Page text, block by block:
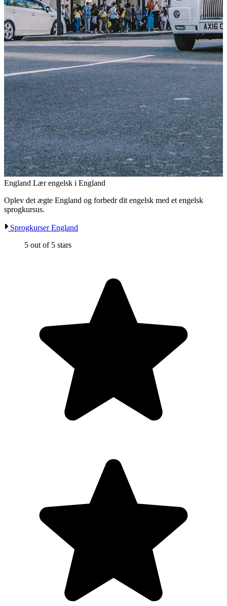
England Lær engelsk i England
Oplev det ægte England og forbedr dit engelsk med et engelsk
sprogkursus.
Sprogkurser England
5 out of 5 stars